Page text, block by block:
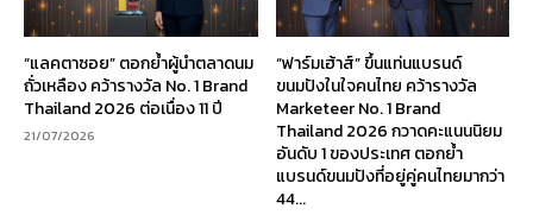
“แลคตาซอย” ตอกย้ำผู้นำตลาดนม
ถั่วเหลือง คว้ารางวัล No. 1 Brand
Thailand 2026 ต่อเนื่อง 11 ปี
21/07/2026
“ฟาร์มเฮ้าส์” ขึ้นแท่นแบรนด์
ขนมปังในใจคนไทย คว้ารางวัล
Marketeer No. 1 Brand
Thailand 2026 กวาดคะแนนนิยม
อันดับ 1 ของประเทศ ตอกย้ำ
แบรนด์ขนมปังที่อยู่คู่คนไทยมากว่า
44...